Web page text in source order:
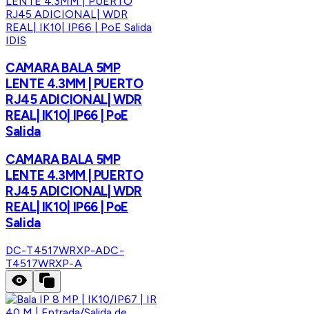
IDIS
CAMARA BALA 5MP
LENTE 4.3MM | PUERTO
RJ45 ADICIONAL| WDR
REAL| IK10| IP66 | PoE
Salida
CAMARA BALA 5MP
LENTE 4.3MM | PUERTO
RJ45 ADICIONAL| WDR
REAL| IK10| IP66 | PoE
Salida
DC-T4517WRXP-ADC-
T4517WRXP-A